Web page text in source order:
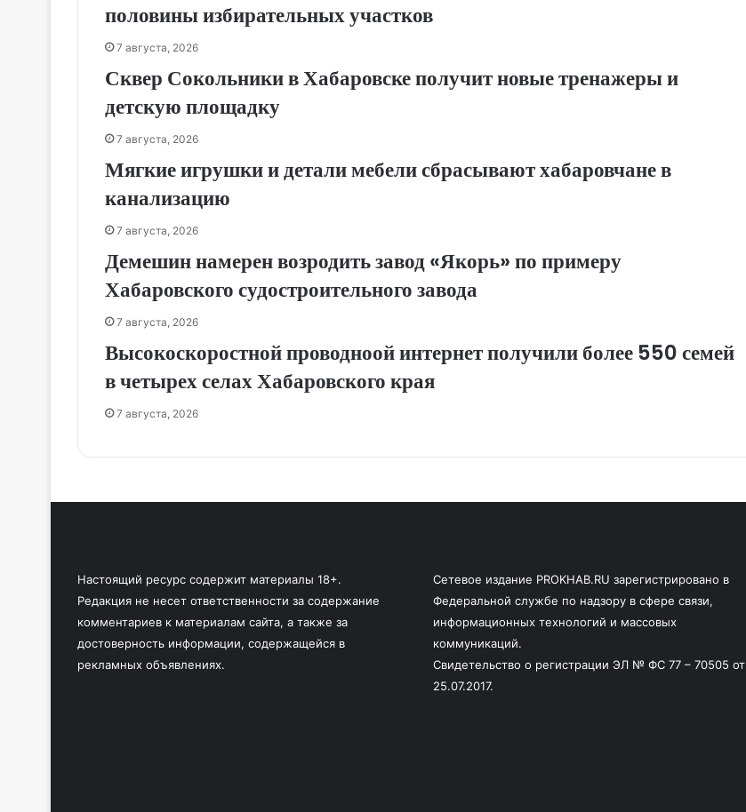
половины избирательных участков
7 августа, 2026
Сквер Сокольники в Хабаровске получит новые тренажеры и
детскую площадку
7 августа, 2026
Мягкие игрушки и детали мебели сбрасывают хабаровчане в
канализацию
7 августа, 2026
Демешин намерен возродить завод «Якорь» по примеру
Хабаровского судостроительного завода
7 августа, 2026
Высокоскоростной проводноой интернет получили более 550 семей
в четырех селах Хабаровского края
7 августа, 2026
Настоящий ресурс содержит материалы 18+.
Редакция не несет ответственности за содержание
комментариев к материалам сайта, а также за
достоверность информации, содержащейся в
рекламных объявлениях.
Сетевое издание PROKHAB.RU зарегистрировано в
Федеральной службе по надзору в сфере связи,
информационных технологий и массовых
коммуникаций.
Свидетельство о регистрации ЭЛ № ФС 77 – 70505 от
25.07.2017.